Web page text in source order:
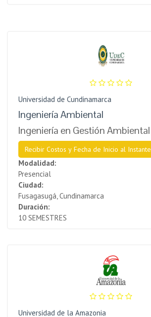
Universidad de Cundinamarca
Ingeniería Ambiental
Ingeniería en Gestión Ambiental
Recibir Costos y Fecha de Inicio al Instante
Modalidad:
Presencial
Ciudad:
Fusagasugá, Cundinamarca
Duración:
10 SEMESTRES
Universidad de la Amazonia